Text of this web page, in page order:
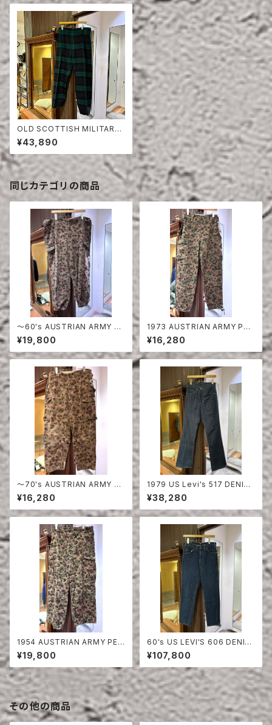
OLD SCOTTISH MILITARY
CEREMONY PANTS
¥43,890
同じカテゴリの商品
〜60's AUSTRIAN ARMY PE
A DOT CAMO FIERD PANT
S
¥19,800
1973 AUSTRIAN ARMY PEA
DOT CAMO FIERD PANTS
¥16,280
〜70's AUSTRIAN ARMY PE
A DOT CAMO FIERD PANT
S
¥16,280
1979 US Levi's 517 DENIM
PANTS DEAD STOCK
¥38,280
1954 AUSTRIAN ARMY PEA
DOT CAMO FIERD PANTS
¥19,800
60's US LEVI'S 606 DENIM
PANTS
¥107,800
その他の商品